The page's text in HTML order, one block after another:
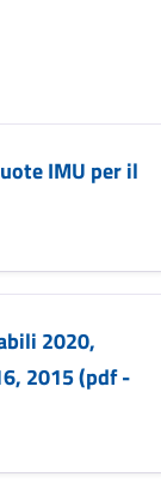
IMU per il
2020,
2015 (pdf -